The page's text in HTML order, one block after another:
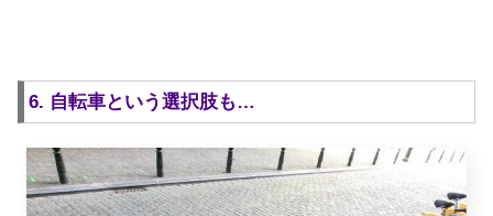
6. 自転車という選択肢も…